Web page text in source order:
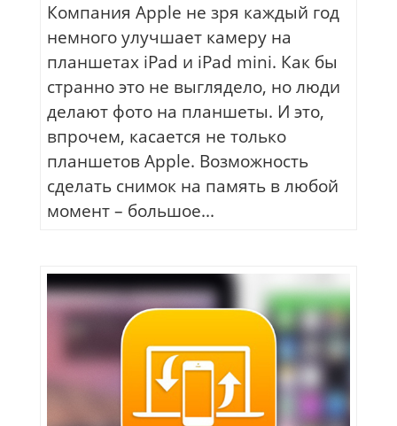
Компания Apple не зря каждый год
немного улучшает камеру на
планшетах iPad и iPad mini. Как бы
странно это не выглядело, но люди
делают фото на планшеты. И это,
впрочем, касается не только
планшетов Apple. Возможность
сделать снимок на память в любой
момент – большое...